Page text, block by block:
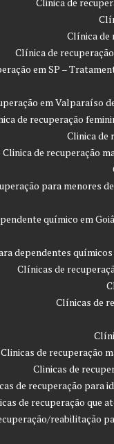
Clínica de
Clínica de
em SP –
em Valparaíso
de recuperação
Clinica de
Clinica de recuperação
para menores
químico em
dependentes
Clínicas de
Clínicas de
Clinicas de recuperação
Clinicas de
de recuperação para
de recuperação que
reabilitação